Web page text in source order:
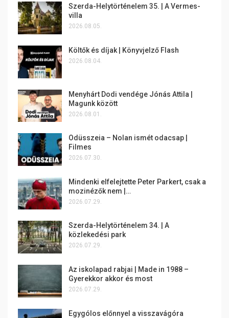
Szerda-Helytörténelem 35. | A Vermes-
villa
2026.08.05.
Költők és díjak | Könyvjelző Flash
2026.08.04.
Menyhárt Dodi vendége Jónás Attila |
Magunk között
2026.08.01.
Odüsszeia – Nolan ismét odacsap |
Filmes
2026.07.30.
Mindenki elfelejtette Peter Parkert, csak a
mozinézők nem |…
2026.07.29.
Szerda-Helytörténelem 34. | A
közlekedési park
2026.07.29.
Az iskolapad rabjai | Made in 1988 –
Gyerekkor akkor és most
2026.07.29.
Egygólos előnnyel a visszavágóra